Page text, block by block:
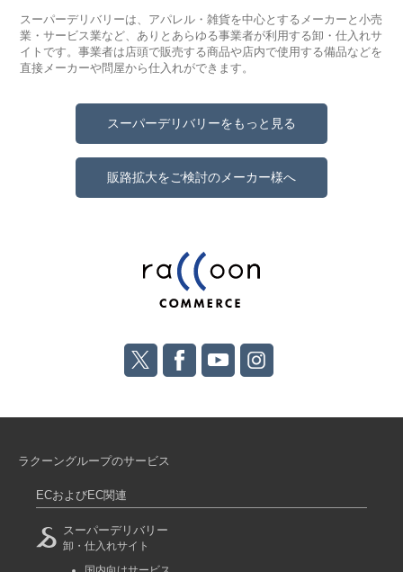
スーパーデリバリーは、アパレル・雑貨を中心とするメーカーと小売
業・サービス業など、ありとあらゆる事業者が利用する卸・仕入れサ
イトです。事業者は店頭で販売する商品や店内で使用する備品などを
直接メーカーや問屋から仕入れができます。
スーパーデリバリーをもっと見る
販路拡大をご検討のメーカー様へ
ラクーングループのサービス
ECおよびEC関連
スーパーデリバリー
卸・仕入れサイト